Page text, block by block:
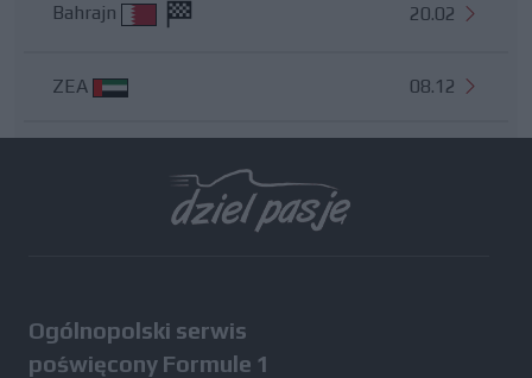
Bahrajn 20.02
ZEA 08.12
Ogólnopolski serwis
poświęcony Formule 1